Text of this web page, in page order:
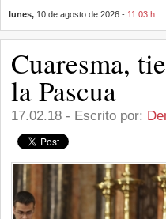
lunes, 10 de agosto de 2026 - 11:03 h
Cuaresma,
la Pascua
17.02.18 - Escrito por: